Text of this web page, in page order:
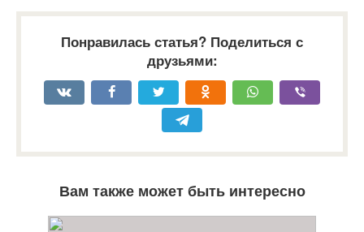
Понравилась статья? Поделиться с
друзьями:
Вам также может быть интересно